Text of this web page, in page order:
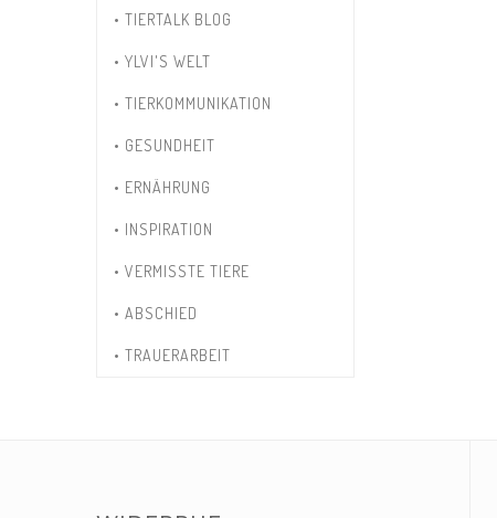
• TIERTALK BLOG
• YLVI'S WELT
• TIERKOMMUNIKATION
• GESUNDHEIT
• ERNÄHRUNG
• INSPIRATION
• VERMISSTE TIERE
• ABSCHIED
• TRAUERARBEIT